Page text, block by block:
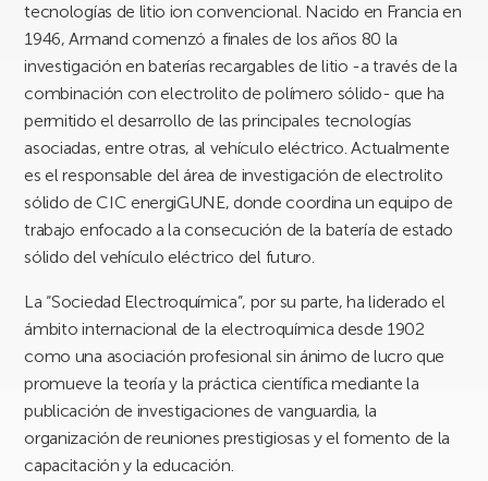
tecnologías de litio ion convencional. Nacido en Francia en
1946, Armand comenzó a finales de los años 80 la
investigación en baterías recargables de litio -a través de la
combinación con electrolito de polímero sólido- que ha
permitido el desarrollo de las principales tecnologías
asociadas, entre otras, al vehículo eléctrico. Actualmente
es el responsable del área de investigación de electrolito
sólido de CIC energiGUNE, donde coordina un equipo de
trabajo enfocado a la consecución de la batería de estado
sólido del vehículo eléctrico del futuro.
La “Sociedad Electroquímica”, por su parte, ha liderado el
ámbito internacional de la electroquímica desde 1902
como una asociación profesional sin ánimo de lucro que
promueve la teoría y la práctica científica mediante la
publicación de investigaciones de vanguardia, la
organización de reuniones prestigiosas y el fomento de la
capacitación y la educación.